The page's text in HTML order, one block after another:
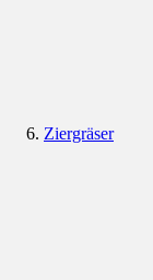
Ziergräser